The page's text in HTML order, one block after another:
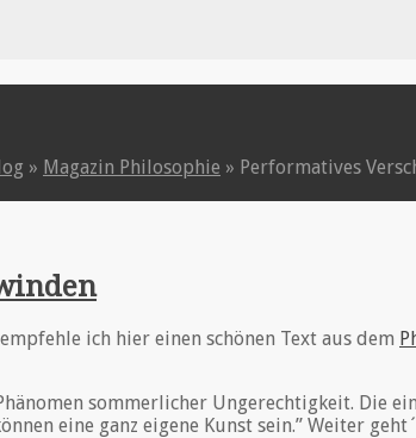
» Magazin Philosophie » Performatives
ich hier einen schönen Text aus dem
sommerlicher Ungerechtigkeit. Die
eine ganz eigene Kunst sein.” Weiter